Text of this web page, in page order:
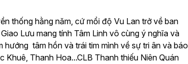
thống hằng năm, cứ mổi độ Vu Lan trở về ban
Lưu mang tính Tâm Linh vô cùng ý nghĩa và
tâm hồn và trái tim mình về sự tri ân và báo
Thanh Hoa...CLB Thanh thiếu Niên Quán